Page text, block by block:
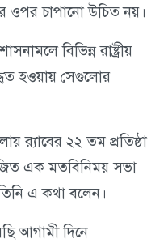
ওপর চাপানো উচিত নয়।
বিভিন্ন রাষ্ট্রীয়
হওয়ায় সেগুলোর
র‍্যাবের ২২ তম প্রতিষ্ঠা
এক মতবিনিময় সভা
এ কথা বলেন।
আগামী দিনে